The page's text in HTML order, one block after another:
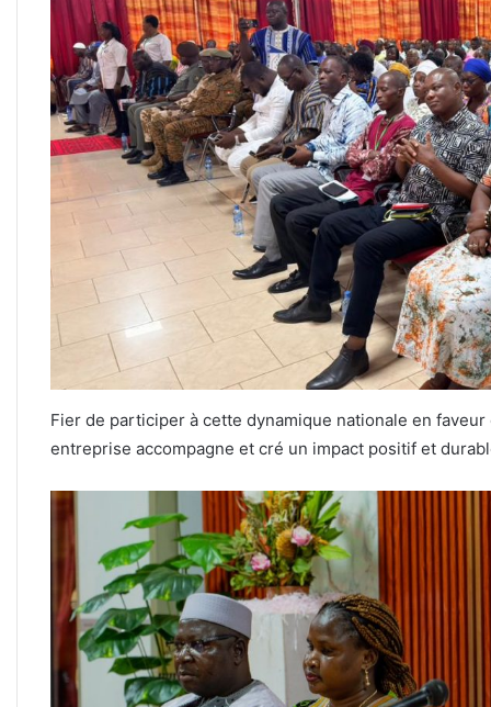
Fier de participer à cette dynamique nationale en
entreprise accompagne et cré un impact positif et